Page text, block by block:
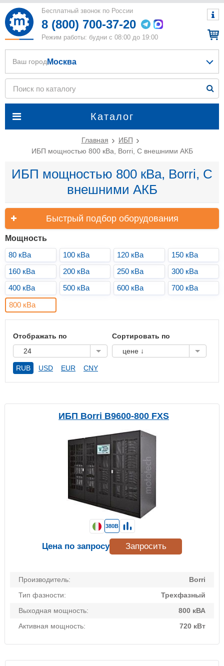
Бесплатный звонок по России
8 (800) 700-37-20
Режим работы: будни с 08:00 до 19:00
Каталог
Ваш город Москва
Главная
ИБП
ИБП мощностью 800 кВа, Borri, С внешними АКБ
ИБП мощностью 800 кВа, Borri, С
внешними АКБ
Быстрый подбор оборудования
Мощность
80 кВа
100 кВа 120 кВа
150 кВа
160 кВа
200 кВа 250 кВа
300 кВа
400 кВа
500 кВа 600 кВа
700 кВа
800 кВа
Отображать по
24
Сортировать по
цене ↓
RUB USD EUR CNY
ИБП Borri B9600-800 FXS
Производитель:
Borri
Тип фазности:
Трехфазный
Выходная мощность:
800 кВА
Активная мощность:
720 кВт
380В
Цена по запросу Запросить